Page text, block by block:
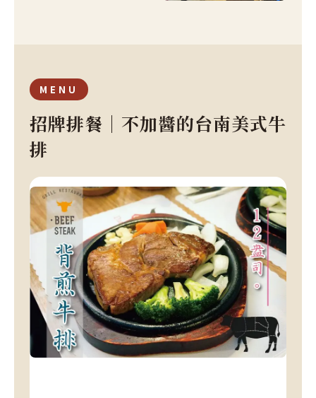
MENU
招牌排餐｜不加醬的台南美式牛
排